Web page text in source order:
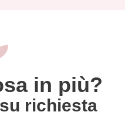
in più?
richiesta